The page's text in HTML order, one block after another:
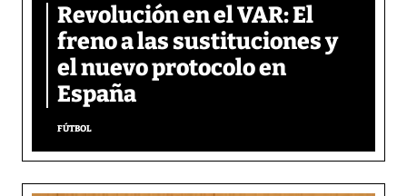
Revolución en el VAR: El
freno a las sustituciones y
el nuevo protocolo en
España
FÚTBOL